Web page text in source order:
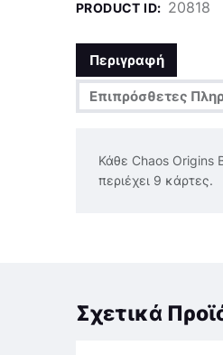
PRODUCT ID: 20818
Περιγραφή
Επιπρόσθετες
Κάθε Chaos Origins
περιέχει 9 κάρτες.
Σχετικά